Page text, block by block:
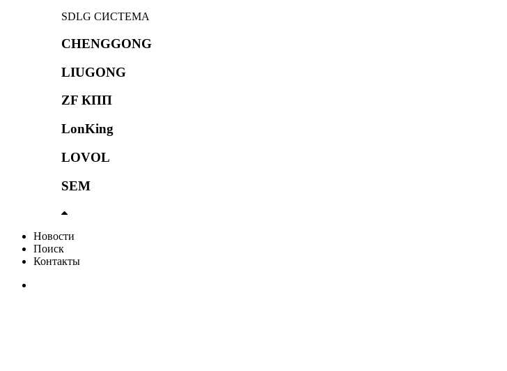
SDLG СИСТЕМА
CHENGGONG
LIUGONG
ZF КПП
LonKing
LOVOL
SEM
Новости
Поиск
Контакты